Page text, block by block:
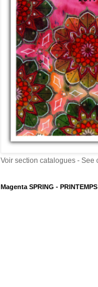
Voir section catalogues - See
Magenta SPRING -